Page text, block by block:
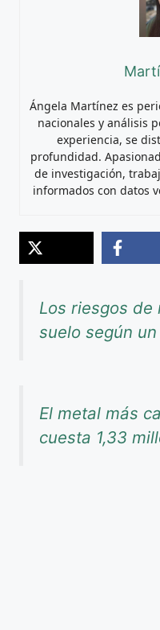
Ángela Martínez es
nacionales y análisis
experiencia, se
profundidad.
de investigación,
informados con datos
Los riesgos
suelo según
El metal más
cuesta 1,33